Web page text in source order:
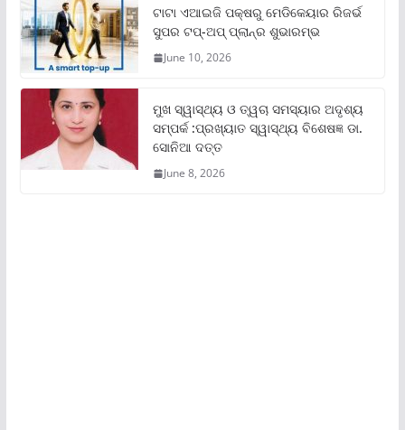
ଟାଟା ଏଆଇଜି ପକ୍ଷରୁ ମେଡିକେୟାର ରିଜର୍ଭ
ସୁପର ଟପ୍‌-ଅପ୍ ପ୍ଲାନ୍‌ର ଶୁଭାରମ୍ଭ
June 10, 2026
ମୁଖ ସ୍ୱାସ୍ଥ୍ୟ ଓ ତ୍ୱଚା ସମସ୍ୟାର ଅଦୃଶ୍ୟ
ସମ୍ପର୍କ :ପ୍ରଖ୍ୟାତ ସ୍ୱାସ୍ଥ୍ୟ ବିଶେଷଜ୍ଞ ଡା.
ସୋନିଆ ଦତ୍ତ
June 8, 2026